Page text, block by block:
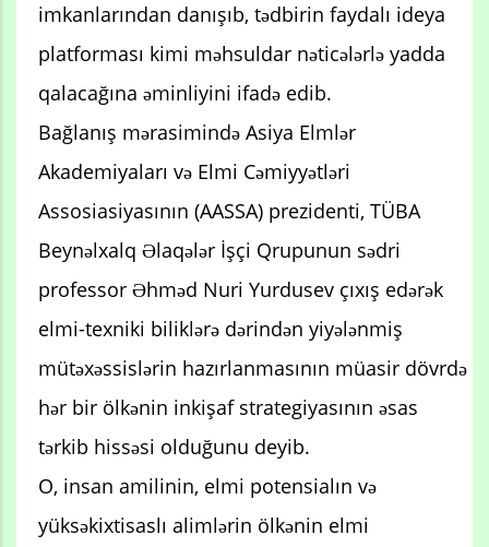
imkanlarından danışıb, tədbirin faydalı ideya
platforması kimi məhsuldar nəticələrlə yadda
qalacağına əminliyini ifadə edib.
Bağlanış mərasimində Asiya Elmlər
Akademiyaları və Elmi Cəmiyyətləri
Assosiasiyasının (AASSA) prezidenti, TÜBA
Beynəlxalq Əlaqələr İşçi Qrupunun sədri
professor Əhməd Nuri Yurdusev çıxış edərək
elmi-texniki biliklərə dərindən yiyələnmiş
mütəxəssislərin hazırlanmasının müasir dövrdə
hər bir ölkənin inkişaf strategiyasının əsas
tərkib hissəsi olduğunu deyib.
O, insan amilinin, elmi potensialın və
yüksəkixtisaslı alimlərin ölkənin elmi